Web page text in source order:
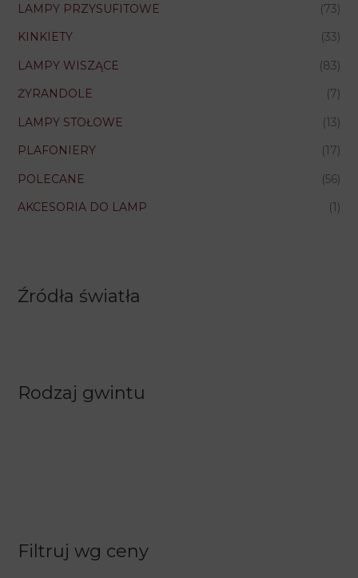
LAMPY PRZYSUFITOWE
(73)
KINKIETY
(33)
LAMPY WISZĄCE
(83)
ŻYRANDOLE
(7)
LAMPY STOŁOWE
(13)
PLAFONIERY
(17)
POLECANE
(56)
AKCESORIA DO LAMP
(1)
Źródła światła
Rodzaj gwintu
Filtruj wg ceny